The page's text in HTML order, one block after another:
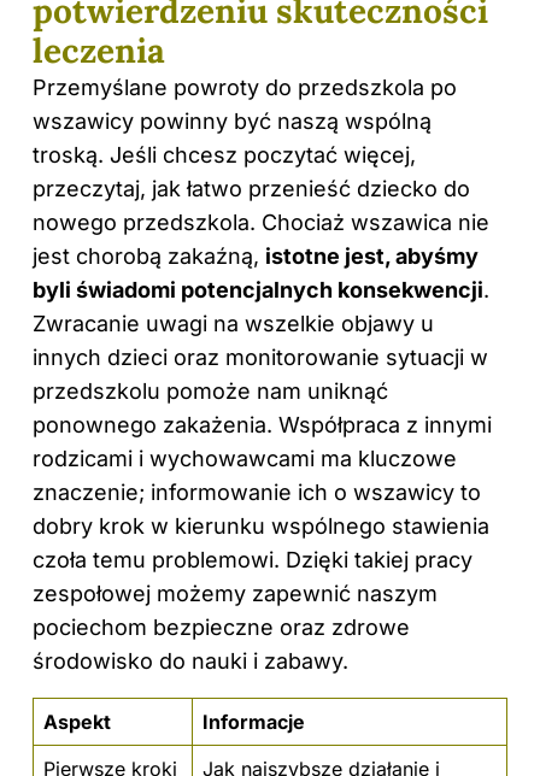
potwierdzeniu skuteczności
leczenia
Przemyślane powroty do przedszkola po
wszawicy powinny być naszą wspólną
troską. Jeśli chcesz poczytać więcej,
przeczytaj, jak łatwo przenieść dziecko do
nowego przedszkola. Chociaż wszawica nie
jest chorobą zakaźną, istotne jest, abyśmy
byli świadomi potencjalnych konsekwencji.
Zwracanie uwagi na wszelkie objawy u
innych dzieci oraz monitorowanie sytuacji w
przedszkolu pomoże nam uniknąć
ponownego zakażenia. Współpraca z innymi
rodzicami i wychowawcami ma kluczowe
znaczenie; informowanie ich o wszawicy to
dobry krok w kierunku wspólnego stawienia
czoła temu problemowi. Dzięki takiej pracy
zespołowej możemy zapewnić naszym
pociechom bezpieczne oraz zdrowe
środowisko do nauki i zabawy.
Aspekt
Informacje
Pierwsze kroki
Jak najszybsze działanie i